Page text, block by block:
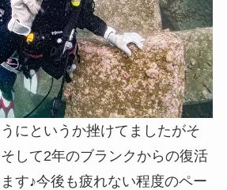
にというか挫けてましたがそ
して2年のブランクからの復活
す♪今後も疲れない程度のペー